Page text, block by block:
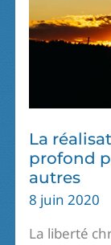
La
profond
autres
8 juin 2020
La liberté